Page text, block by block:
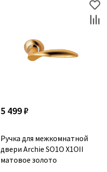
5 499 ₽
Ручка для межкомнатной
двери Archie SO1O X1OII
матовое золото